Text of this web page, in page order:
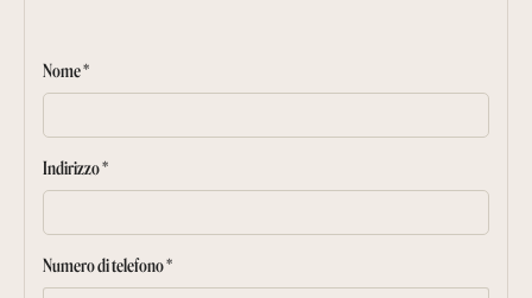
Nome *
Indirizzo *
Numero di telefono *